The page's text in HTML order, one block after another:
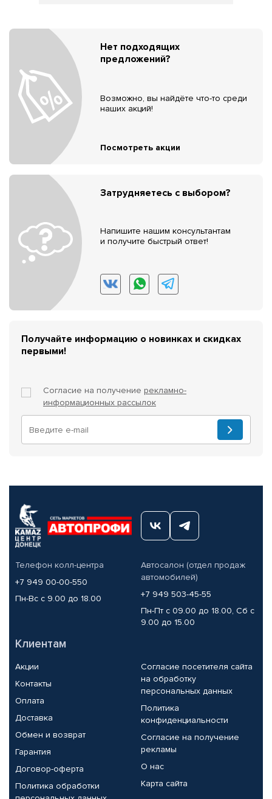
Нет подходящих
предложений?
Возможно, вы найдёте что-то среди
наших акций!
Посмотреть акции
Затрудняетесь с выбором?
Напишите нашим консультантам
и получите быстрый ответ!
Получайте информацию о новинках и скидках
первыми!
Согласие на получение рекламно-
информационных рассылок
Телефон колл-центра
+7 949 00-00-550
Пн-Вс с 9.00 до 18.00
Автосалон (отдел продаж
автомобилей)
+7 949 503-45-55
Пн-Пт с 09.00 до 18.00, Сб с
9.00 до 15.00
Клиентам
Акции
Контакты
Оплата
Доставка
Обмен и возврат
Гарантия
Договор-оферта
Политика обработки
Согласие посетителя сайта
на обработку
персональных данных
Политика
конфиденциальности
Согласие на получение
рекламы
О нас
Карта сайта